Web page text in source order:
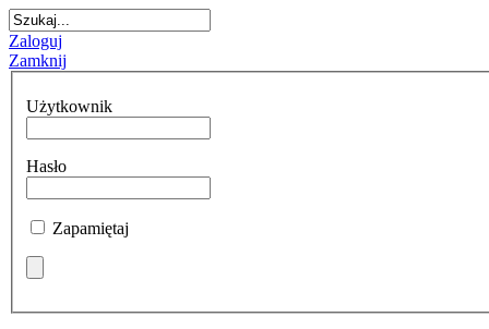
Zaloguj
Zamknij
Użytkownik
Hasło
Zapamiętaj